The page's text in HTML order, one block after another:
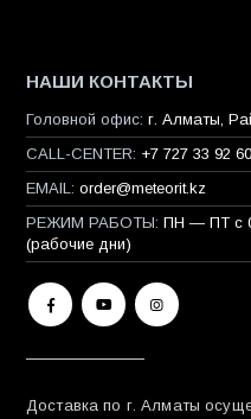
НАШИ КОНТАКТЫ
Головной офис: г. Алматы,
CALL-CENTER: +7 727 33 92
EMAIL: order@meteorit.kz
РЕЖИМ РАБОТЫ: ПН — ПТ с
(рабочие дни)
Доставка по г. Алматы